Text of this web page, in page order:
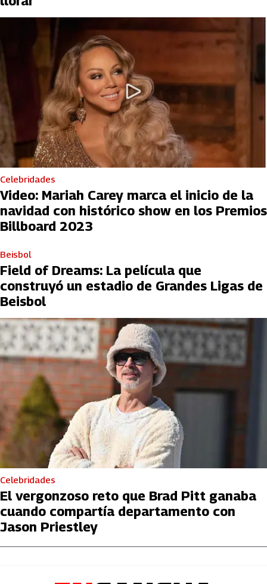
Celebridades
Video: Mariah Carey marca el inicio de la
navidad con histórico show en los Premios
Billboard 2023
Beisbol
Field of Dreams: La película que
construyó un estadio de Grandes Ligas de
Beisbol
Celebridades
El vergonzoso reto que Brad Pitt ganaba
cuando compartía departamento con
Jason Priestley